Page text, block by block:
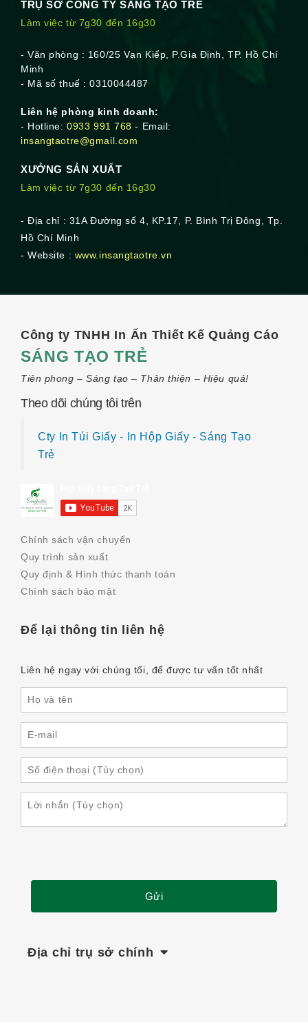
TRỤ SỞ CÔNG TY SÁNG TẠO TRẺ
Làm việc từ 7g30 đến 16g30
- Văn phòng : 160/25 Vạn Kiếp, P.Gia Định, TP. Hồ Chí
Minh
- Mã số thuế : 0310044487
Liên hệ phòng kinh doanh:
- Hotline:0933 991 768 - Email:
insangtaotre@gmail.com
XƯỞNG SẢN XUẤT
Làm việc từ 7g30 đến 16g30
- Địa chỉ : 31A Đường số 4, KP.17, P. Bình Trị Đông, Tp.
Hồ Chí Minh
- Website : www.insangtaotre.vn
Công ty TNHH In Ấn Thiết Kế Quảng Cáo
SÁNG TẠO TRẺ
Tiên phong – Sáng tạo – Thân thiện – Hiệu quả!
Theo dõi chúng tôi trên
Cty In Túi Giấy - In Hộp Giấy - Sáng Tạo
Trẻ
Chính sách vận chuyển
Quy trình sản xuất
Quy định & Hình thức thanh toán
Chính sách bảo mật
Để lại thông tin liên hệ
Liên hệ ngay với chúng tối, để được tư vấn tốt nhất
Địa chỉ trụ sở chính